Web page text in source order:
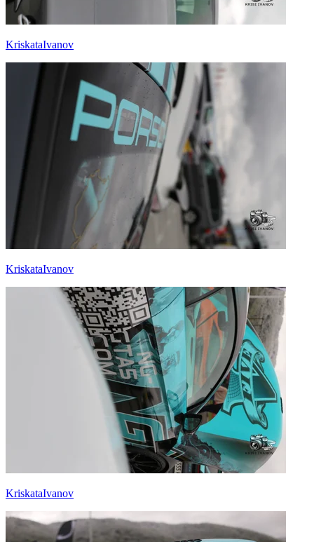
KriskataIvanov
KriskataIvanov
KriskataIvanov